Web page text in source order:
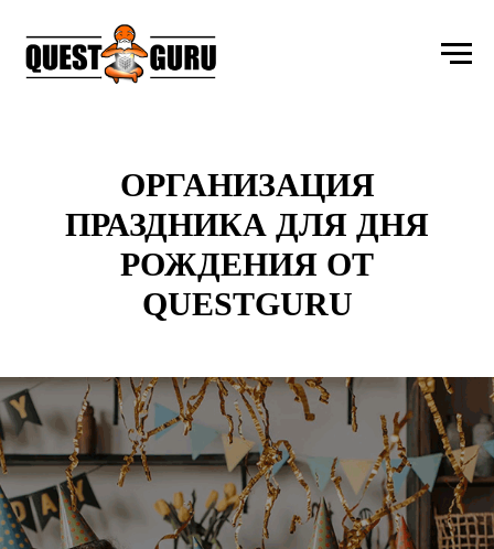
ОРГАНИЗАЦИЯ
ПРАЗДНИКА ДЛЯ ДНЯ
РОЖДЕНИЯ ОТ
QUESTGURU